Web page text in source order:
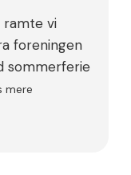
ramte vi
foreningen
sommerferie
mere